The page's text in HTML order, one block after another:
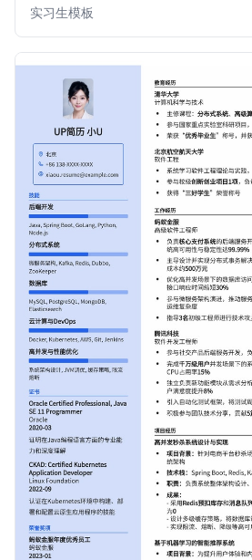
模块划分和现代感的设计，能有效吸
斩获心仪的实习机会。
实习生模板